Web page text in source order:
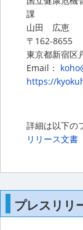
課
山田 広恵
〒162-8655
東京都新宿区
Email：
https://
詳細は以下の
リリース文書
プレスリリ